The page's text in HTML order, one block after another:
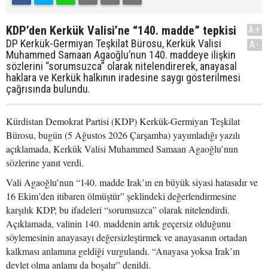
KDP’den Kerkük Valisi’ne “140. madde” tepkisi
DP Kerkük-Germiyan Teşkilat Bürosu, Kerkük Valisi
Muhammed Samaan Agaoğlu’nun 140. maddeye ilişkin
sözlerini “sorumsuzca” olarak nitelendirerek, anayasal
haklara ve Kerkük halkının iradesine saygı gösterilmesi
çağrısında bulundu.
A+
A-
Kürdistan Demokrat Partisi (KDP) Kerkük-Germiyan Teşkilat
Bürosu, bugün (5 Ağustos 2026 Çarşamba) yayımladığı yazılı
açıklamada, Kerkük Valisi Muhammed Samaan Agaoğlu’nun
sözlerine yanıt verdi.
Vali Agaoğlu’nun “140. madde Irak’ın en büyük siyasi hatasıdır ve
16 Ekim’den itibaren ölmüştür” şeklindeki değerlendirmesine
karşılık KDP, bu ifadeleri “sorumsuzca” olarak nitelendirdi.
Açıklamada, valinin 140. maddenin artık geçersiz olduğunu
söylemesinin anayasayı değersizleştirmek ve anayasanın ortadan
kalkması anlamına geldiği vurgulandı. “Anayasa yoksa Irak’ın
devlet olma anlamı da boşalır” denildi.